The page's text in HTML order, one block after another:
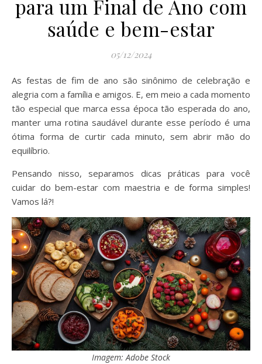
para um Final de Ano com
saúde e bem-estar
05/12/2024
As festas de fim de ano são sinônimo de celebração e
alegria com a família e amigos. E, em meio a cada momento
tão especial que marca essa época tão esperada do ano,
manter uma rotina saudável durante esse período é uma
ótima forma de curtir cada minuto, sem abrir mão do
equilíbrio.
Pensando nisso, separamos dicas práticas para você
cuidar do bem-estar com maestria e de forma simples!
Vamos lá?!
Imagem: Adobe Stock